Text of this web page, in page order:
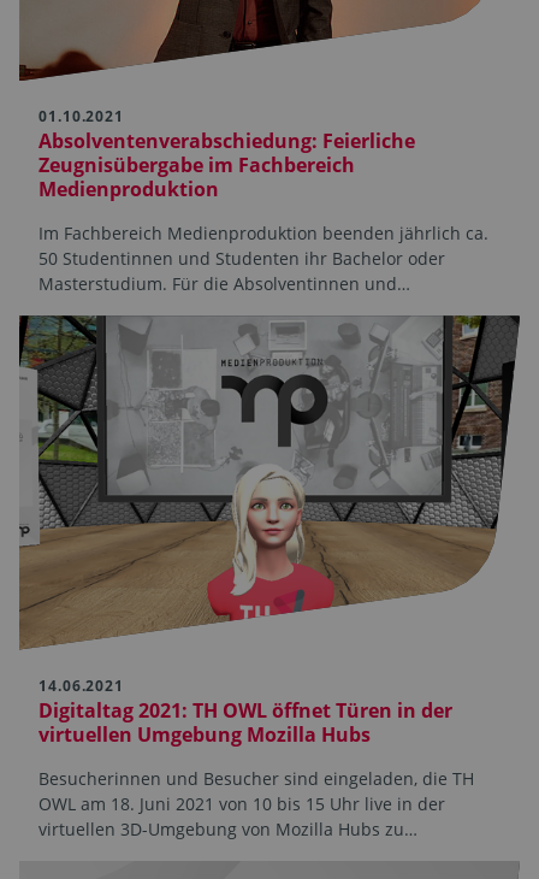
01.10.2021
Absolventenverabschiedung: Feierliche
Zeugnisübergabe im Fachbereich
Medienproduktion
Im Fachbereich Medienproduktion beenden jährlich ca.
50 Studentinnen und Studenten ihr Bachelor oder
Masterstudium. Für die Absolventinnen und…
14.06.2021
Digitaltag 2021: TH OWL öffnet Türen in der
virtuellen Umgebung Mozilla Hubs
Besucherinnen und Besucher sind eingeladen, die TH
OWL am 18. Juni 2021 von 10 bis 15 Uhr live in der
virtuellen 3D-Umgebung von Mozilla Hubs zu…